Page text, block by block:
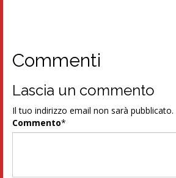
Commenti
Lascia un commento
Il tuo indirizzo email non sarà pubblicato.
Commento*